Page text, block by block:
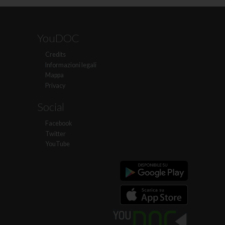
YouDOC
Credits
Informazioni legali
Mappa
Privacy
Social
Facebook
Twitter
YouTube